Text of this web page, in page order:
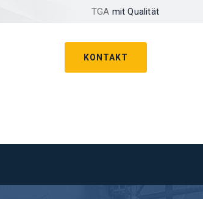
TGA mit Qualität
KONTAKT